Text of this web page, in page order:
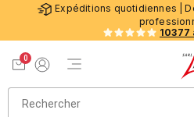
Expéditions quotidiennes |
0
Menu de